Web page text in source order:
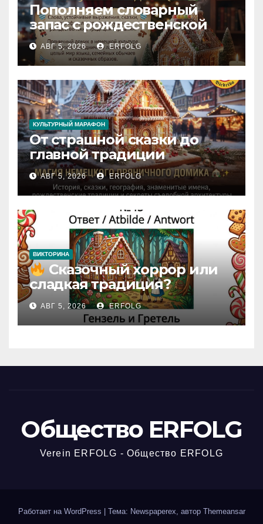
Пополняем словарный
запас с рождественской
сказкой! Учим немецкий
вместе с Lebkuchenhaus
АВГ 5, 2026 ERFOLG
КУЛЬТУРНЫЙ МАРАФОН
От страшной сказки до
главной традиции
Рождества: секреты
немецкого пряничного
домика!
АВГ 5, 2026 ERFOLG
ВИКТОРИНА
Сказочный хоррор или
сладкая традиция?
Открываем секреты
вчерашней викторины!
АВГ 5, 2026 ERFOLG
Общество ERFOLG
Verein ERFOLG - Общество ERFOLG
Работает на WordPress | Тема: Newspaperex, автор Themeansar